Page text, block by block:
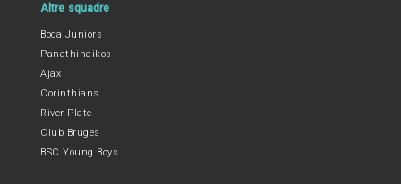
Altre squadre
Boca Juniors
Panathinaikos
Ajax
Corinthians
River Plate
Club Bruges
BSC Young Boys